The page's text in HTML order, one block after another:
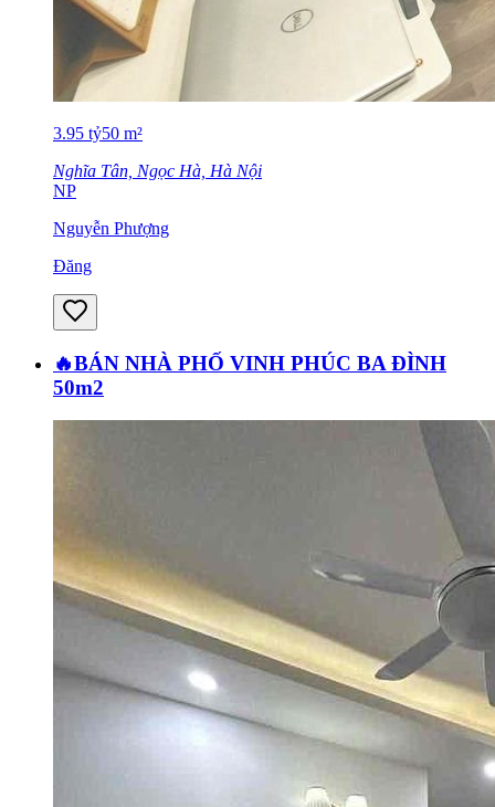
3.95 tỷ50 m²
Nghĩa Tân, Ngọc Hà, Hà Nội
NP
Nguyễn Phượng
Đăng
🔥BÁN NHÀ PHỐ VINH PHÚC BA ĐÌNH
50m2